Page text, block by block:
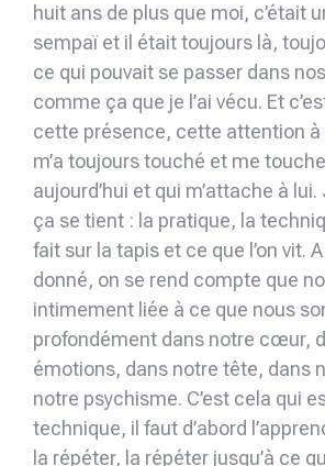
huit ans de plus que moi, c’était
sempaï et il était toujours là,
ce qui pouvait se passer dans nos
comme ça que je l’ai vécu. Et
cette présence, cette attention à
m’a toujours touché et me
aujourd’hui et qui m’attache à
ça se tient : la pratique, la
fait sur la tapis et ce que l’on vit.
donné, on se rend compte que
intimement liée à ce que nous
profondément dans notre cœur,
émotions, dans notre tête, dans
notre psychisme. C’est cela qui
technique, il faut d’abord
la répéter, la répéter jusqu’à ce